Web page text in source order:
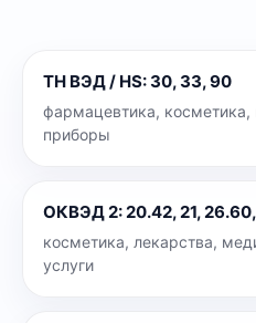
ТН ВЭД / HS: 30, 33, 90
фармацевтика,
приборы
ОКВЭД 2:20.42, 21,
косметика, лекарства,
услуги